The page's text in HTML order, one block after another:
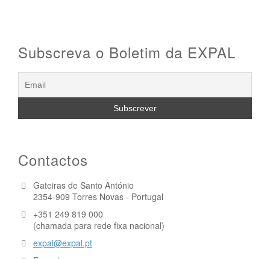
Subscreva o Boletim da EXPAL
Contactos
Gateiras de Santo António
2354-909 Torres Novas - Portugal
+351 249 819 000
(chamada para rede fixa nacional)
expal@expal.pt